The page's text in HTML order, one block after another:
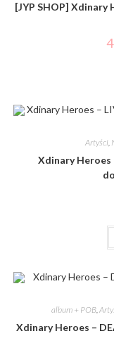
[JYP SHOP] Xdinary
Artyści
Xdinary Heroes
album + POB,
Xdinary Heroes –